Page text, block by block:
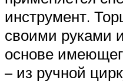
инструмент.
своими руками
основе
– из ручной